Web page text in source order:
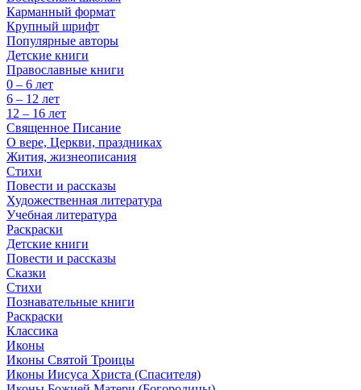
Карманный формат
Крупный шрифт
Популярные авторы
Детские книги
Православные книги
0 – 6 лет
6 – 12 лет
12 – 16 лет
Священное Писание
О вере, Церкви, праздниках
Жития, жизнеописания
Стихи
Повести и рассказы
Художественная литература
Учебная литература
Раскраски
Детские книги
Повести и рассказы
Сказки
Стихи
Познавательные книги
Раскраски
Классика
Иконы
Иконы Святой Троицы
Иконы Иисуса Христа (Спасителя)